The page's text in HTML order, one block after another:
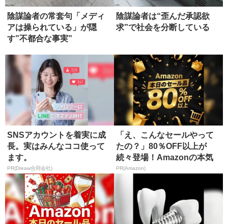
陰謀論者の常套句「メディ
アは操られている」が隠
す”不都合な事実”
陰謀論者は“歪んだ承認欲
求”で社会を分断している
SNSアカウントを着実に成
長。実はみんなココ使って
ます。
PR(Dreaw合同会社)
「え、こんなセールやって
たの？」80％OFF以上が
続々登場！Amazonの本気
が...
PR(Amazon)